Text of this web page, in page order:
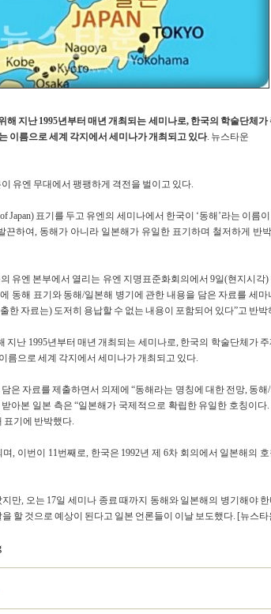
지난 1995년부터 매년 개최되는 세미나로, 한국의 학술단체가
이름으로 세계 각지에서 세미나가 개최되고 있다. 뉴스타운
유엔 무대에서 팽팽하게 격전을 벌이고 있다.
Japan) 표기를 두고 유엔의 세미나에서 한국이 ‘동해’라는 이름
끈하여, 동해가 아니라 일본해가 유일한 표기하며 철저하게 반
유엔 본부에서 열리는 유엔 지명표준화회의에서 9일(현지시각)
동해 표기와 동해/일본해 병기에 관한 내용을 담은 자료를 세마
한 자료는) 도저히 용납할 수 없는 내용이 포함되어 있다”고 반박
지난 1995년부터 매년 개최되는 세미나로, 한국의 학술단체가 주
름으로 세계 각지에서 세미나가 개최되고 있다.
은 자료를 제출하면서 의제에 “동해라는 명칭에 대한 전망, 동해
아본 일본 측은 “일본해가 국제적으로 확립한 유일한 호칭이다
표기에 반박했다.
, 이번이 11번째로, 한국은 1992년 제 6차 회의에서 일본해의 호
만, 오는 17일 세미나 종료 때까지 동해와 일본해의 병기해야
할 것으로 예상이 된다고 일본 언론들이 이날 보도했다. [뉴스타